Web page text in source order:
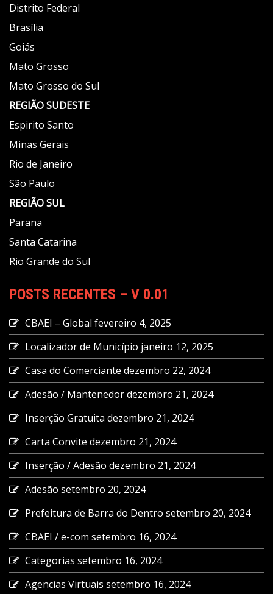
Distrito Federal
Brasília
Goiás
Mato Grosso
Mato Grosso do Sul
REGIÃOSUDESTE
Espirito Santo
Minas Gerais
Rio de Janeiro
São Paulo
REGIÃOSUL
Parana
Santa Catarina
Rio Grande do Sul
POSTS RECENTES – V 0.01
CBAEI – Global fevereiro 4, 2025
Localizador de Município janeiro 12, 2025
Casa do Comerciante dezembro 22, 2024
Adesão / Mantenedordezembro 21, 2024
Inserção Gratuita dezembro 21, 2024
Carta Convite dezembro 21, 2024
Inserção / Adesão dezembro 21, 2024
Adesão setembro 20, 2024
Prefeitura de Barra do Dentro setembro 20, 2024
CBAEI / e-com setembro 16, 2024
Categorias setembro 16, 2024
Agencias Virtuais setembro 16, 2024